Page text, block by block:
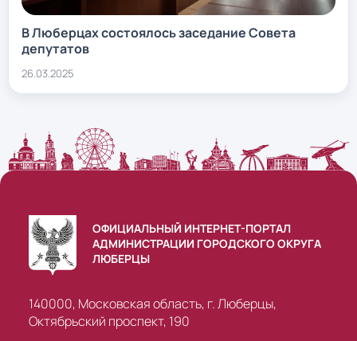
В Люберцах состоялось заседание Совета
депутатов
26.03.2025
ОФИЦИАЛЬНЫЙ ИНТЕРНЕТ-ПОРТАЛ
АДМИНИСТРАЦИИ ГОРОДСКОГО ОКРУГА
ЛЮБЕРЦЫ
140000, Московская область, г. Люберцы,
Октябрьский проспект, 190